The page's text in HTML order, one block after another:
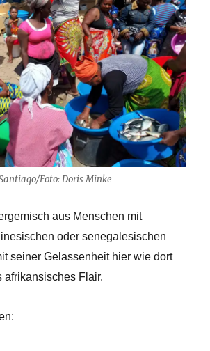
Foto: Doris Minke
aus Menschen mit
oder senegalesischen
seiner Gelassenheit hier wie dort
afrikansisches Flair.